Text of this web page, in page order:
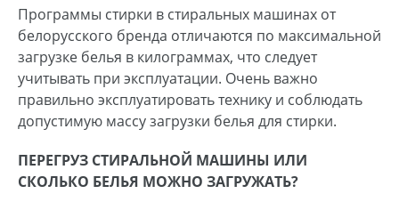
Программы стирки в стиральных машинах от
белорусского бренда отличаются по максимальной
загрузке белья в килограммах, что следует
учитывать при эксплуатации. Очень важно
правильно эксплуатировать технику и соблюдать
допустимую массу загрузки белья для стирки.
ПЕРЕГРУЗ СТИРАЛЬНОЙ МАШИНЫ ИЛИ
СКОЛЬКО БЕЛЬЯ МОЖНО ЗАГРУЖАТЬ?